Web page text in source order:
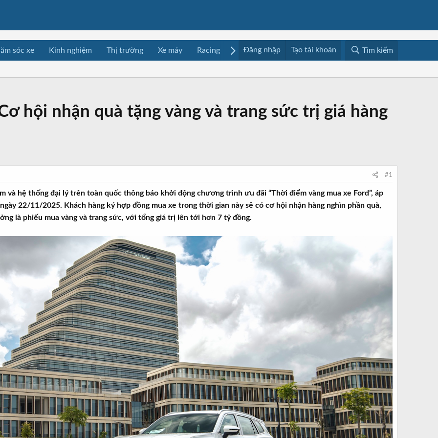
sóc xe Kinh nghiệm Thị trường Xe máy Racing Mua bán Media Resources
Đăng nhập Tạo tài khoản Tìm kiếm
hội nhận quà tặng vàng và trang sức trị giá hàng
#1
và hệ thống đại lý trên toàn quốc thông báo khởi động chương trình ưu đãi “Thời điểm vàng mua xe Ford”, áp
22/11/2025. Khách hàng ký hợp đồng mua xe trong thời gian này sẽ có cơ hội nhận hàng nghìn phần quà,
là phiếu mua vàng và trang sức, với tổng giá trị lên tới hơn 7 tỷ đồng.